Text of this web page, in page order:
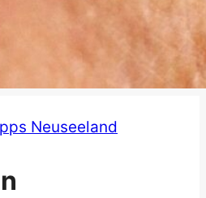
Neuseeland